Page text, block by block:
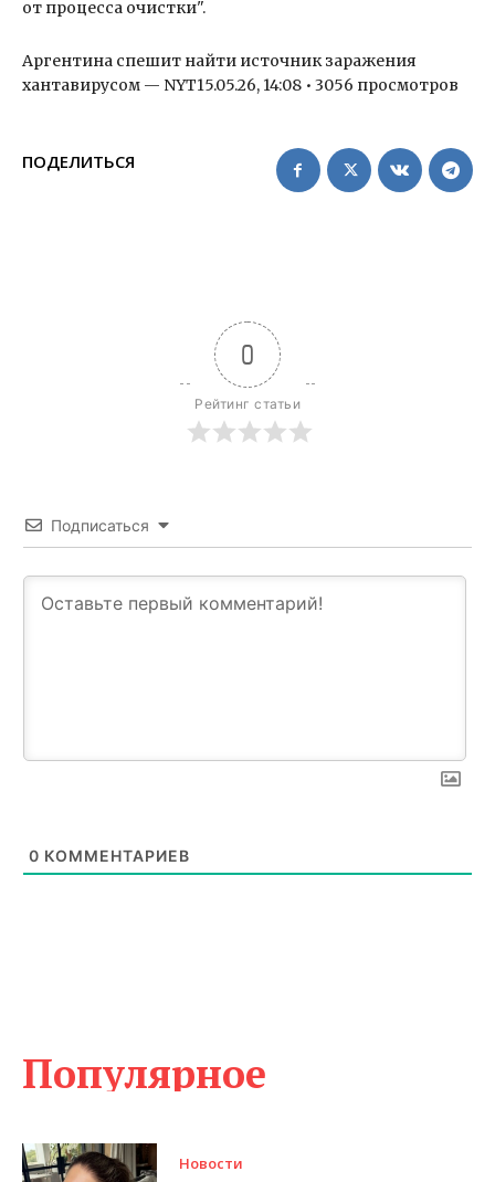
Популярное
Новости
от процесса очистки".
Аргентина спешит найти источник заражения
хантавирусом — NYT15.05.26, 14:08 • 3056 просмотров
ПОДЕЛИТЬСЯ
0
Рейтинг статьи
Подписаться
0 КОММЕНТАРИЕВ